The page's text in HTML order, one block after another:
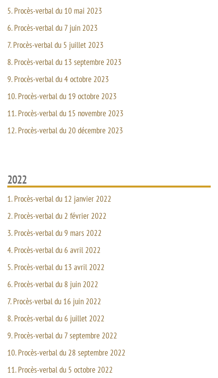
5. Procès-verbal du 10 mai 2023
6. Procès-verbal du 7 juin 2023
7. Procès-verbal du 5 juillet 2023
8. Procès-verbal du 13 septembre 2023
9. Procès-verbal du 4 octobre 2023
10. Procès-verbal du 19 octobre 2023
11. Procès-verbal du 15 novembre 2023
12. Procès-verbal du 20 décembre 2023
2022
1. Procès-verbal du 12 janvier 2022
2. Procès-verbal du 2 février 2022
3. Procès-verbal du 9 mars 2022
4. Procès-verbal du 6 avril 2022
5. Procès-verbal du 13 avril 2022
6. Procès-verbal du 8 juin 2022
7. Procès-verbal du 16 juin 2022
8. Procès-verbal du 6 juillet 2022
9. Procès-verbal du 7 septembre 2022
10. Procès-verbal du 28 septembre 2022
11. Procès-verbal du 5 octobre 2022